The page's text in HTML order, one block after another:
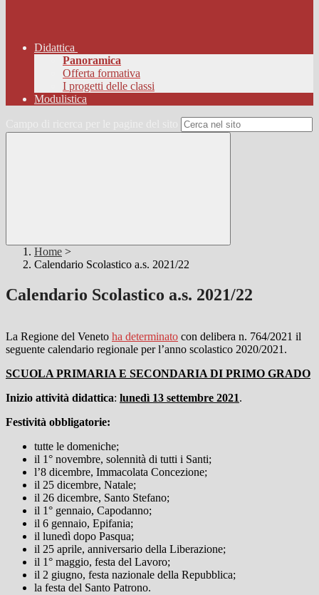
Didattica
Panoramica
Offerta formativa
I progetti delle classi
Modulistica
Home >
Calendario Scolastico a.s. 2021/22
Calendario Scolastico a.s. 2021/22
La Regione del Veneto ha determinato con delibera n. 764/2021 il
seguente calendario regionale per l’anno scolastico 2020/2021.
SCUOLA PRIMARIA E SECONDARIA DI PRIMO GRADO
Inizio attività didattica: lunedì 13 settembre 2021.
Festività obbligatorie:
tutte le domeniche;
il 1° novembre, solennità di tutti i Santi;
l’8 dicembre, Immacolata Concezione;
il 25 dicembre, Natale;
il 26 dicembre, Santo Stefano;
il 1° gennaio, Capodanno;
il 6 gennaio, Epifania;
il lunedì dopo Pasqua;
il 25 aprile, anniversario della Liberazione;
il 1° maggio, festa del Lavoro;
il 2 giugno, festa nazionale della Repubblica;
la festa del Santo Patrono.